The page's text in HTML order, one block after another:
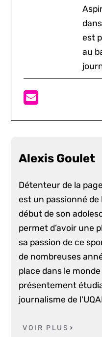
est
au
Alexis Goulet
Détenteur de la
est un passionné de
début de son
permet d’avoir une
sa passion de ce
de nombreuses
place dans le
présentement
journalisme de
VOIR PLUS